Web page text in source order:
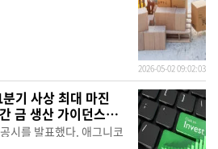
2026-05-02 09:02:03
기 사상 최대 마진
금 생산 가이던스
)이 공시를 발표했다. 애그니코